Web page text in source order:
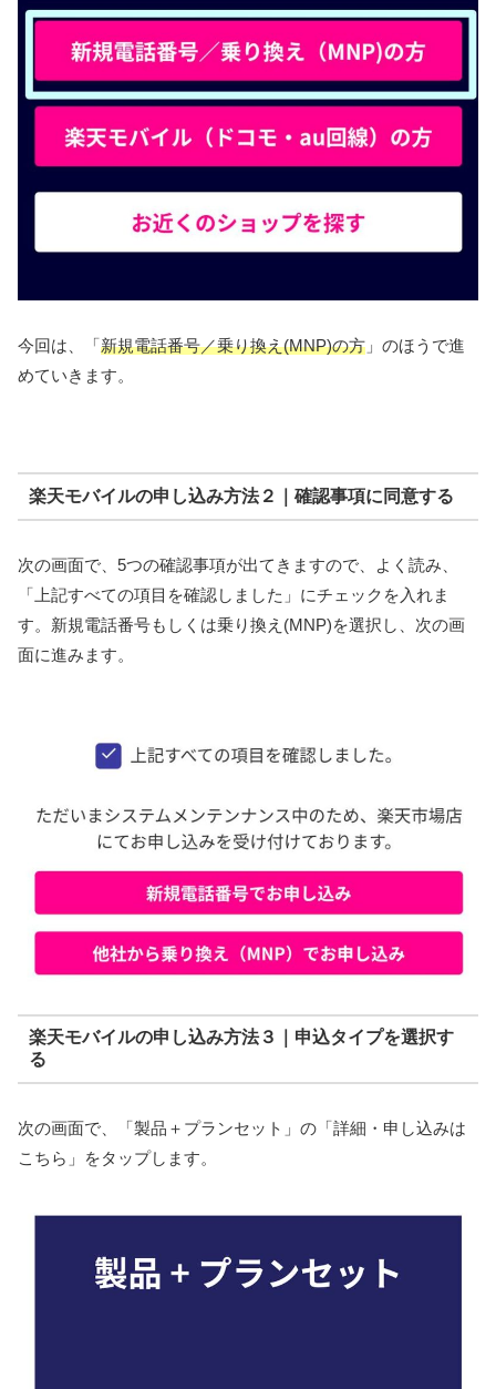
今回は、「新規電話番号／乗り換え(MNP)の方 」のほうで進
めていきます。
楽天モバイルの申し込み方法２｜確認事項に同意する
次の画面で、5つの確認事項が出てきますので、よく読み、
「上記すべての項目を確認しました」にチェックを入れま
す。新規電話番号もしくは乗り換え(MNP)を選択し、次の画
面に進みます。
楽天モバイルの申し込み方法３｜申込タイプを選択す
る
次の画面で、「製品＋プランセット」の「詳細・申し込みは
こちら」をタップします。